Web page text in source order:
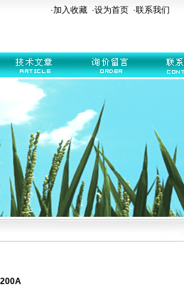
·加入收藏 ·设为首页 ·联系我们